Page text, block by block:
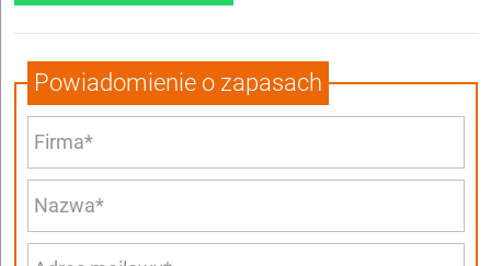
Powiadomienie o zapasach